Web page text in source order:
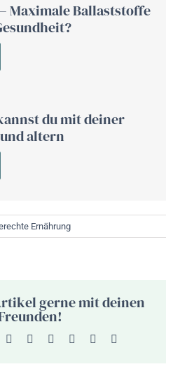
Maximale Ballaststoffe
du mit deiner
altern
Ernährung
gerne mit deinen
LinkedInWhatsApp
TumblrPinterest